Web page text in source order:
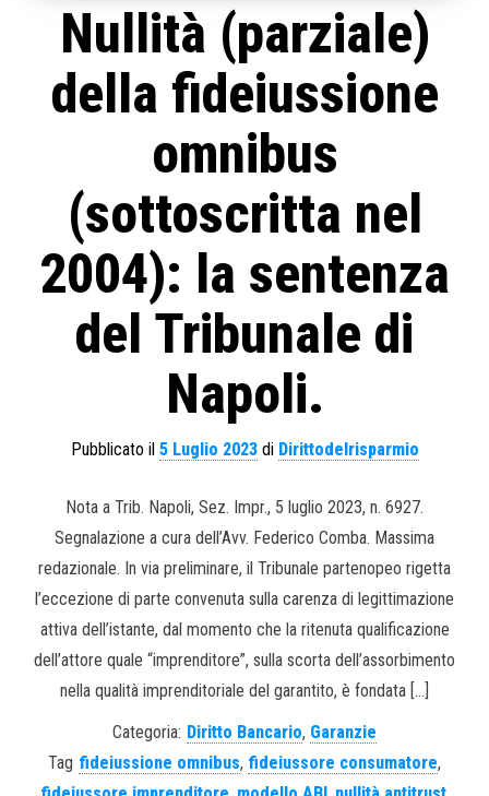
Nullità (parziale)
della fideiussione
omnibus
(sottoscritta nel
2004): la sentenza
del Tribunale di
Napoli.
Pubblicato il 5 Luglio 2023di Dirittodelrisparmio
Nota a Trib. Napoli, Sez. Impr., 5 luglio 2023, n. 6927.
Segnalazione a cura dell’Avv. Federico Comba. Massima
redazionale. In via preliminare, il Tribunale partenopeo rigetta
l’eccezione di parte convenuta sulla carenza di legittimazione
attiva dell’istante, dal momento che la ritenuta qualificazione
dell’attore quale “imprenditore”, sulla scorta dell’assorbimento
nella qualità imprenditoriale del garantito, è fondata […]
Categoria: Diritto Bancario, Garanzie
Tag fideiussione omnibus, fideiussore consumatore,